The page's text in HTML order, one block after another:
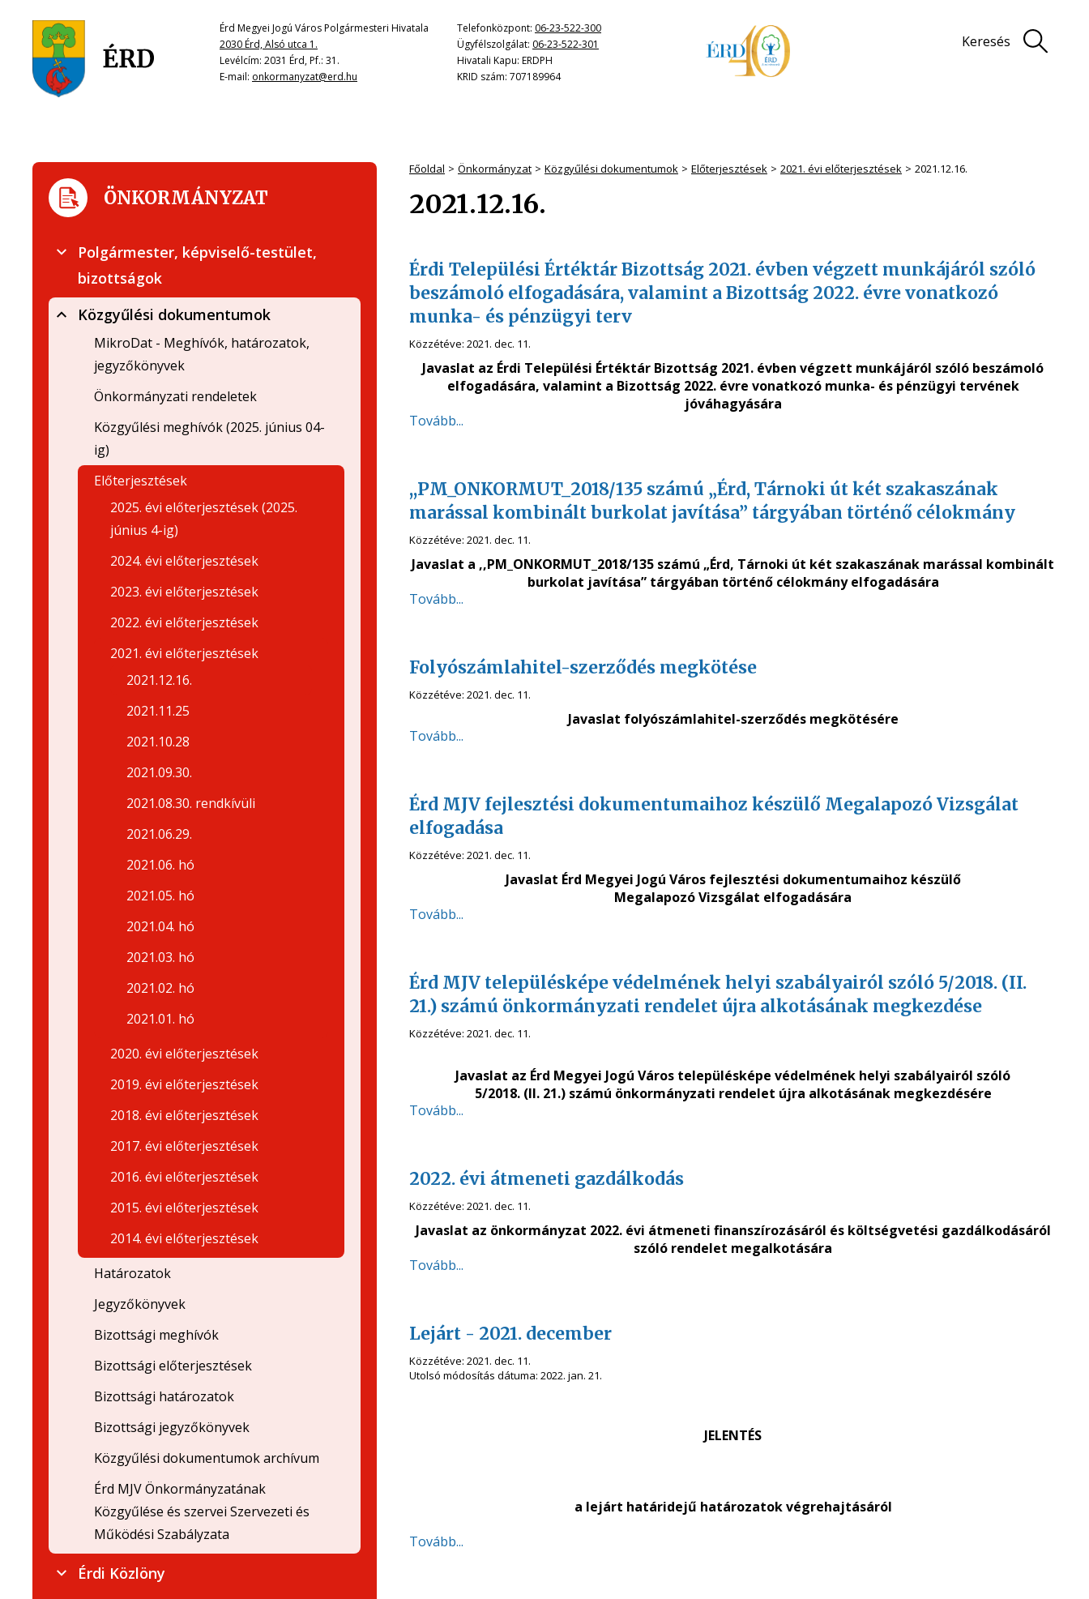
Érd Megyei Jogú Város Polgármesteri Hivatala
2030 Érd, Alsó utca 1.
Levélcím: 2031 Érd, Pf.: 31.
E-mail: onkormanyzat@erd.hu
Telefonközpont: 06-23-522-300
Ügyfélszolgálat: 06-23-522-301
Hivatali Kapu: ERDPH
KRID szám: 707189964
Keresés
Főoldal Önkormányzat Közgyűlési dokumentumok Előterjesztések 2021. évi előterjesztések 2021.12.16.
2021.12.16.
Érdi Települési Értéktár Bizottság 2021. évben végzett munkájáról szóló
beszámoló elfogadására, valamint a Bizottság 2022. évre vonatkozó
munka- és pénzügyi terv
Közzétéve: 2021. dec. 11.
Javaslat az Érdi Települési Értéktár Bizottság 2021. évben végzett munkájáról szóló beszámoló
elfogadására, valamint a Bizottság 2022. évre vonatkozó munka- és pénzügyi tervének
jóváhagyására
Tovább...
,,PM_ONKORMUT_2018/135 számú „Érd, Tárnoki út két szakaszának
marással kombinált burkolat javítása” tárgyában történő célokmány
Közzétéve: 2021. dec. 11.
Javaslat a ,,PM_ONKORMUT_2018/135 számú „Érd, Tárnoki út két szakaszának marással kombinált
burkolat javítása” tárgyában történő célokmány elfogadására
Tovább...
Folyószámlahitel-szerződés megkötése
Közzétéve: 2021. dec. 11.
Javaslat folyószámlahitel-szerződés megkötésére
Tovább...
Érd MJV fejlesztési dokumentumaihoz készülő Megalapozó Vizsgálat
elfogadása
Közzétéve: 2021. dec. 11.
Javaslat Érd Megyei Jogú Város fejlesztési dokumentumaihoz készülő
Megalapozó Vizsgálat elfogadására
Tovább...
Érd MJV településképe védelmének helyi szabályairól szóló 5/2018. (II.
21.) számú önkormányzati rendelet újra alkotásának megkezdése
Közzétéve: 2021. dec. 11.
Javaslat az Érd Megyei Jogú Város településképe védelmének helyi szabályairól szóló
5/2018. (II. 21.) számú önkormányzati rendelet újra alkotásának megkezdésére
Tovább...
2022. évi átmeneti gazdálkodás
Közzétéve: 2021. dec. 11.
Javaslat az önkormányzat 2022. évi átmeneti finanszírozásáról és költségvetési gazdálkodásáról
szóló rendelet megalkotására
Tovább...
Lejárt - 2021. december
Közzétéve: 2021. dec. 11.
Utolsó módosítás dátuma: 2022. jan. 21.
JELENTÉS
a lejárt határidejű határozatok végrehajtásáról
Tovább...
ÖNKORMÁNYZAT
Polgármester, képviselő-testület,
bizottságok
Közgyűlési dokumentumok
MikroDat - Meghívók, határozatok,
jegyzőkönyvek
Önkormányzati rendeletek
Közgyűlési meghívók (2025. június 04-
ig)
Előterjesztések
2025. évi előterjesztések (2025.
június 4-ig)
2024. évi előterjesztések
2023. évi előterjesztések
2022. évi előterjesztések
2021. évi előterjesztések
2021.12.16.
2021.11.25
2021.10.28
2021.09.30.
2021.08.30. rendkívüli
2021.06.29.
2021.06. hó
2021.05. hó
2021.04. hó
2021.03. hó
2021.02. hó
2021.01. hó
2020. évi előterjesztések
2019. évi előterjesztések
2018. évi előterjesztések
2017. évi előterjesztések
2016. évi előterjesztések
2015. évi előterjesztések
2014. évi előterjesztések
Határozatok
Jegyzőkönyvek
Bizottsági meghívók
Bizottsági előterjesztések
Bizottsági határozatok
Bizottsági jegyzőkönyvek
Közgyűlési dokumentumok archívum
Érd MJV Önkormányzatának
Közgyűlése és szervei Szervezeti és
Működési Szabályzata
Érdi Közlöny